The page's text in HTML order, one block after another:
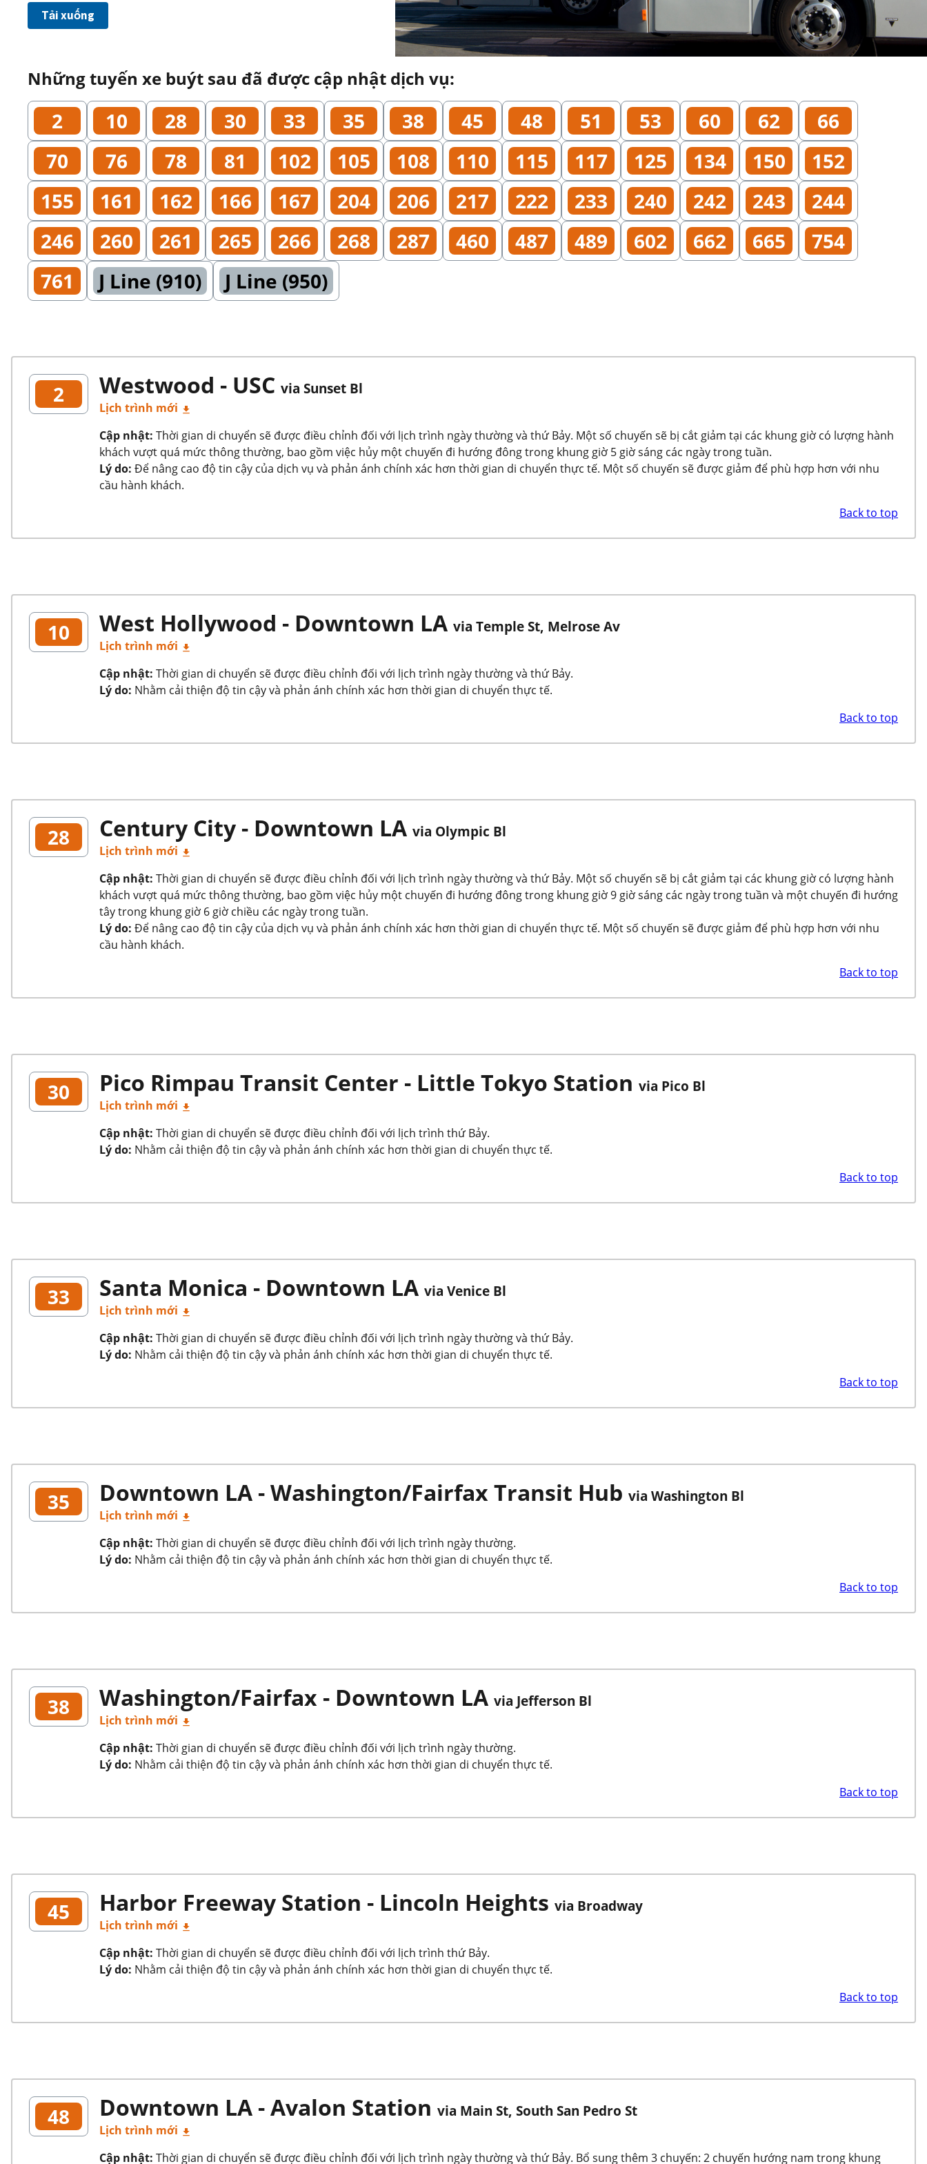
Tải xuống
Những tuyến xe buýt sau đã được cập nhật dịch vụ:
2 10 28 30 33 35 38 45 48 51 53 60 62
66
70
76 78 81 102 105 108 110 115 117 125 134 150
152
155
161 162 166 167 204 206 217 222 233 240 242 243
244
246
260 261 265 266 268 287 460 487 489 602 662 665
754
761
J Line (910) J Line (950)
2 Westwood - USC via Sunset Bl
Lịch trình mới
Cập nhật: Thời gian di chuyển sẽ được điều chỉnh đối với lịch trình ngày thường và thứ Bảy. Một số chuyến sẽ bị cắt giảm tại các khung giờ có lượng hành
khách vượt quá mức thông thường, bao gồm việc hủy một chuyến đi hướng đông trong khung giờ 5 giờ sáng các ngày trong tuần.
Lý do: Để nâng cao độ tin cậy của dịch vụ và phản ánh chính xác hơn thời gian di chuyển thực tế. Một số chuyến sẽ được giảm để phù hợp hơn với nhu
cầu hành khách.
Back to top
10 West Hollywood - Downtown LA via Temple St, Melrose Av
Lịch trình mới
Cập nhật: Thời gian di chuyển sẽ được điều chỉnh đối với lịch trình ngày thường và thứ Bảy.
Lý do: Nhằm cải thiện độ tin cậy và phản ánh chính xác hơn thời gian di chuyển thực tế.
Back to top
28 Century City - Downtown LA via Olympic Bl
Lịch trình mới
Cập nhật: Thời gian di chuyển sẽ được điều chỉnh đối với lịch trình ngày thường và thứ Bảy. Một số chuyến sẽ bị cắt giảm tại các khung giờ có lượng hành
khách vượt quá mức thông thường, bao gồm việc hủy một chuyến đi hướng đông trong khung giờ 9 giờ sáng các ngày trong tuần và một chuyến đi hướng
tây trong khung giờ 6 giờ chiều các ngày trong tuần.
Lý do: Để nâng cao độ tin cậy của dịch vụ và phản ánh chính xác hơn thời gian di chuyển thực tế. Một số chuyến sẽ được giảm để phù hợp hơn với nhu
cầu hành khách.
Back to top
30 Pico Rimpau Transit Center - Little Tokyo Station via Pico Bl
Lịch trình mới
Cập nhật: Thời gian di chuyển sẽ được điều chỉnh đối với lịch trình thứ Bảy.
Lý do: Nhằm cải thiện độ tin cậy và phản ánh chính xác hơn thời gian di chuyển thực tế.
Back to top
33 Santa Monica - Downtown LA via Venice Bl
Lịch trình mới
Cập nhật: Thời gian di chuyển sẽ được điều chỉnh đối với lịch trình ngày thường và thứ Bảy.
Lý do: Nhằm cải thiện độ tin cậy và phản ánh chính xác hơn thời gian di chuyển thực tế.
Back to top
35 Downtown LA - Washington/Fairfax Transit Hub via Washington Bl
Lịch trình mới
Cập nhật: Thời gian di chuyển sẽ được điều chỉnh đối với lịch trình ngày thường.
Lý do: Nhằm cải thiện độ tin cậy và phản ánh chính xác hơn thời gian di chuyển thực tế.
Back to top
38 Washington/Fairfax - Downtown LA via Jefferson Bl
Lịch trình mới
Cập nhật: Thời gian di chuyển sẽ được điều chỉnh đối với lịch trình ngày thường.
Lý do: Nhằm cải thiện độ tin cậy và phản ánh chính xác hơn thời gian di chuyển thực tế.
Back to top
45 Harbor Freeway Station - Lincoln Heights via Broadway
Lịch trình mới
Cập nhật: Thời gian di chuyển sẽ được điều chỉnh đối với lịch trình thứ Bảy.
Lý do: Nhằm cải thiện độ tin cậy và phản ánh chính xác hơn thời gian di chuyển thực tế.
Back to top
48 Downtown LA - Avalon Station via Main St, South San Pedro St
Lịch trình mới
Cập nhật: Thời gian di chuyển sẽ được điều chỉnh đối với lịch trình ngày thường và thứ Bảy. Bổ sung thêm 3 chuyến: 2 chuyến hướng nam trong khung